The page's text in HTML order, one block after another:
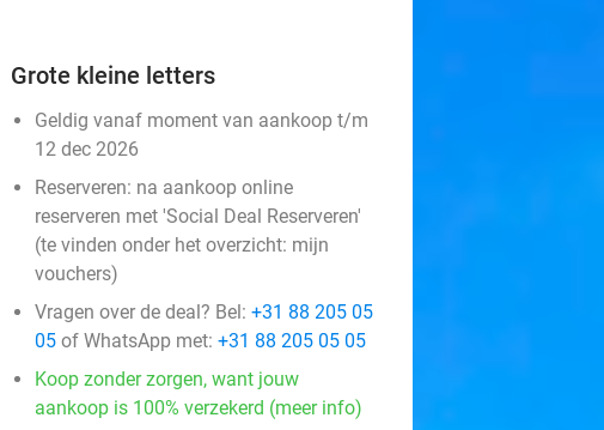
Grote kleine letters
Geldig vanaf moment van aankoop t/m
12 dec 2026
Reserveren: na aankoop online
reserveren met 'Social Deal Reserveren'
(te vinden onder het overzicht: mijn
vouchers)
Vragen over de deal? Bel: +31 88 205 05
05 of WhatsApp met: +31 88 205 05 05
Koop zonder zorgen, want jouw
aankoop is 100% verzekerd (meer info)